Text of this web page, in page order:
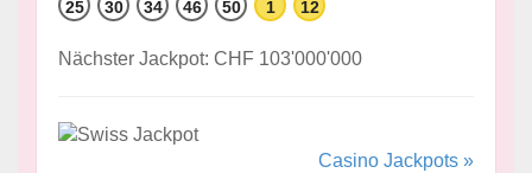
25 30 34 46 50 1 12
Nächster Jackpot: CHF 103'000'000
Casino Jackpots »